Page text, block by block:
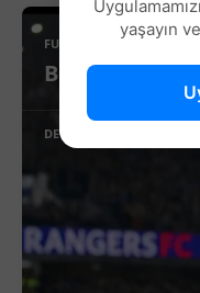
FUTBOL
Beşiktaş’ta
DEVAMINI OKU
yaşayın